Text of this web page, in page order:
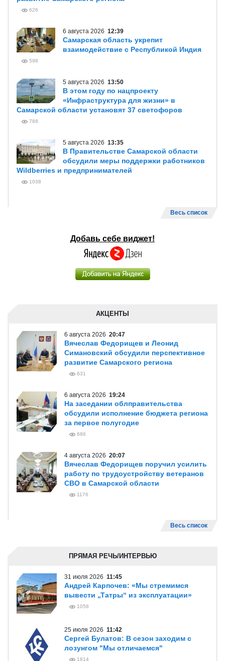
626
6 августа 2026 12:39
Самарская область укрепит
взаимодействие с Республикой Индия
598
5 августа 2026 13:50
В этом году по нацпроекту
«Инфраструктура для жизни» в
Самарской области установят 37 светофоров
788
5 августа 2026 13:35
В Правительстве Самарской области
обсудили меры поддержки работников
Wildberries и предпринимателей
1038
Весь список
Добавь себе виджет!
АКЦЕНТЫ
6 августа 2026 20:47
Вячеслав Федорищев и Леонид
Симановский обсудили перспективное
развитие Самарского региона
631
6 августа 2026 19:24
На заседании облправительства
обсудили исполнение бюджета региона
за первое полугодие
686
4 августа 2026 20:07
Вячеслав Федорищев поручил усилить
работу по трудоустройству ветеранов
СВО в Самарской области
1176
Весь список
ПРЯМАЯ РЕЧЬ/ИНТЕРВЬЮ
31 июля 2026 11:45
Андрей Карпочев: «Мы стремимся
вывести „Татры“ из эксплуатации»
1058
25 июля 2026 11:42
Сергей Булатов: В сезон заходим с
лозунгом "Мы отличаемся"
1814